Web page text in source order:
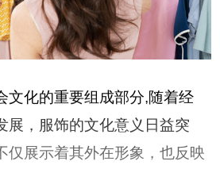
化的重要组成部分,随着经
展，服饰的文化意义日益突
仅展示着其外在形象，也反映